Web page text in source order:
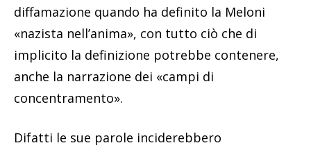
diffamazione quando ha definito la Meloni
«nazista nell’anima», con tutto ciò che di
implicito la definizione potrebbe contenere,
anche la narrazione dei «campi di
concentramento».
Difatti le sue parole inciderebbero